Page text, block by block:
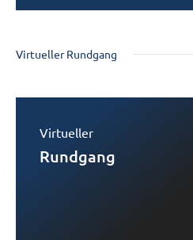
Virtueller Rundgang
Virtueller
Rundgang